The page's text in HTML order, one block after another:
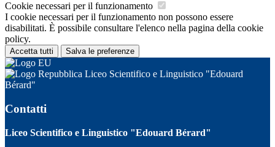
Cookie necessari per il funzionamento
I cookie necessari per il funzionamento non possono essere
disabilitati. È possibile consultare l'elenco nella pagina della cookie
policy.
Accetta tutti Salva le preferenze
Liceo Scientifico e Linguistico "Edouard
Bérard"
Contatti
Liceo Scientifico e Linguistico "Edouard Bérard"